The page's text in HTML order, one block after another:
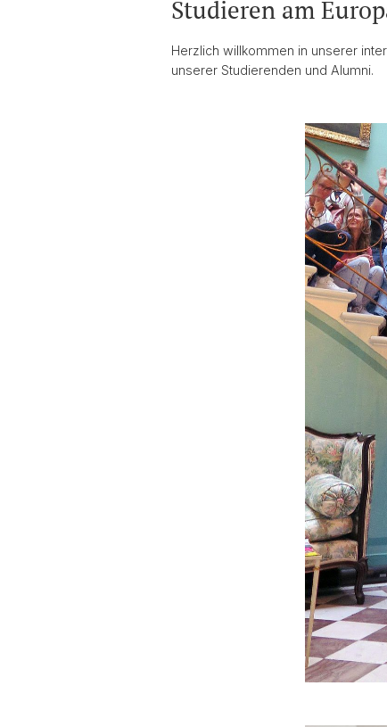
Studieren am
Herzlich willkommen in unserer
unserer Studierenden und Alumni.